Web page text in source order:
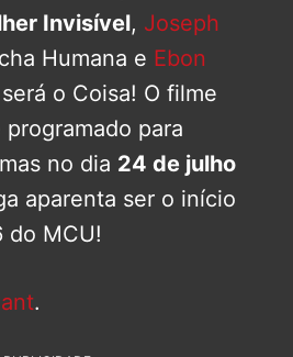
Invisível, Joseph
Humana e Ebon
será o Coisa! O filme
para
no dia 24 de julho
aparenta ser o início
do MCU!
.